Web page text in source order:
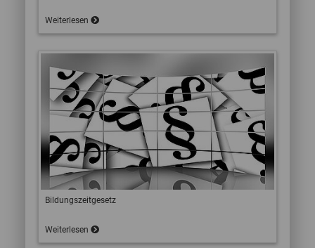
Weiterlesen
Bildungszeitgesetz
Weiterlesen